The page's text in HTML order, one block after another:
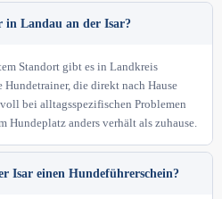
in Landau an der Isar?
Standort gibt es in Landkreis
die direkt nach Hause
bei alltagsspezifischen Problemen
Hundeplatz anders verhält als zuhause.
Isar einen Hundeführerschein?